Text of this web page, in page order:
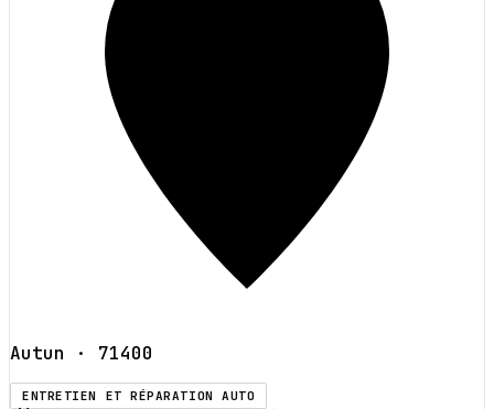
Autun · 71400
ENTRETIEN ET RÉPARATION AUTO